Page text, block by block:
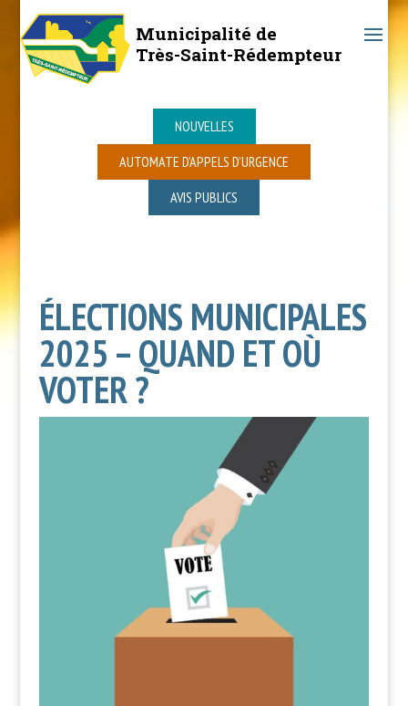
Municipalité de
Très-Saint-Rédempteur
NOUVELLES
AUTOMATE D’APPELS D’URGENCE
AVIS PUBLICS
ÉLECTIONS MUNICIPALES
2025 – QUAND ET OÙ
VOTER ?